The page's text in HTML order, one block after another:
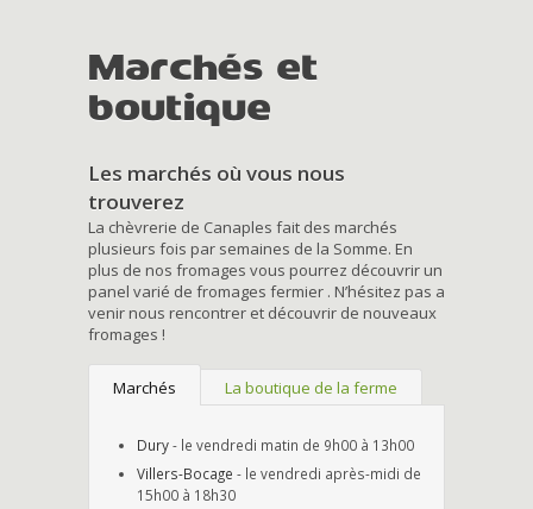
Marchés et
boutique
Les marchés où vous nous
trouverez
La chèvrerie de Canaples fait des marchés
plusieurs fois par semaines de la Somme. En
plus de nos fromages vous pourrez découvrir un
panel varié de fromages fermier . N’hésitez pas a
venir nous rencontrer et découvrir de nouveaux
fromages !
Marchés La boutique de la ferme
Dury- le vendredi matin de 9h00 à 13h00
Villers-Bocage - le vendredi après-midi de
15h00 à 18h30